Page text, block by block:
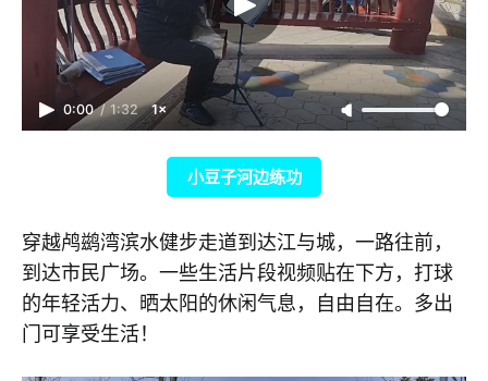
0:00 / 1:32 1×
小豆子河边练功
穿越鸬鹚湾滨水健步走道到达江与城，一路往前，
到达市民广场。一些生活片段视频贴在下方，打球
的年轻活力、晒太阳的休闲气息，自由自在。多出
门可享受生活！